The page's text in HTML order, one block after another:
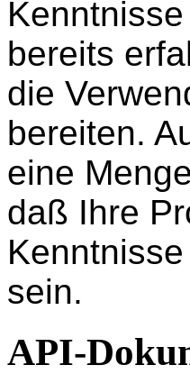
bereits
die
bereiten.
eine
daß Ihre
sein.
API-